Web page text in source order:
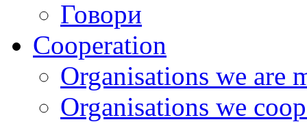
Говори
Cooperation
Organisations we are
Organisations we